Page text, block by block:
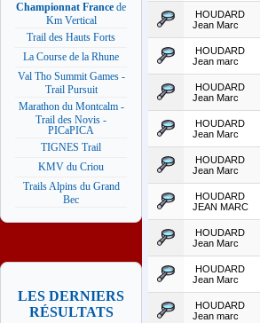
Championnat France de
Km Vertical
Trail des Hauts Forts
La Course de la Rhune
Val Tho Summit Games -
Trail Pursuit
Marathon du Montcalm -
Trail des Novis -
PICaPICA
TIGNES Trail
KMV du Criou
Trails Alpins du Grand
Bec
LES DERNIERS
RÉSULTATS
HOUDARD
Jean Marc
HOUDARD
Jean marc
HOUDARD
Jean Marc
HOUDARD
Jean Marc
HOUDARD
Jean Marc
HOUDARD
JEAN MARC
HOUDARD
Jean Marc
HOUDARD
Jean Marc
HOUDARD
Jean marc